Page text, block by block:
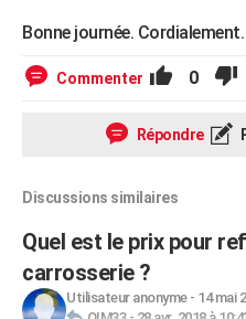
Bonne journée. Cordialement.
Commenter 0
Répondre
Discussions similaires
Quel est le prix pour
carrosserie ?
Utilisateur anonyme- 14 mai